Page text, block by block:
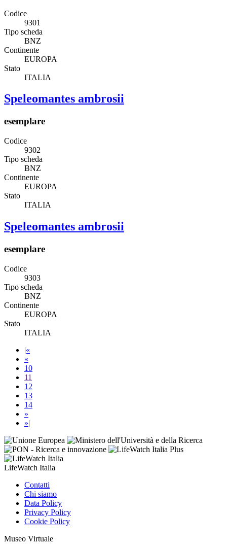
Codice
9301
Tipo scheda
BNZ
Continente
EUROPA
Stato
ITALIA
Speleomantes ambrosii
esemplare
Codice
9302
Tipo scheda
BNZ
Continente
EUROPA
Stato
ITALIA
Speleomantes ambrosii
esemplare
Codice
9303
Tipo scheda
BNZ
Continente
EUROPA
Stato
ITALIA
|«
«
10
11
12
13
14
»
»|
LifeWatch Italia
Contatti
Chi siamo
Data Policy
Privacy Policy
Cookie Policy
Museo Virtuale